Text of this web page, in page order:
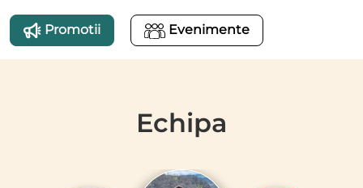
Promotii Evenimente
Echipa